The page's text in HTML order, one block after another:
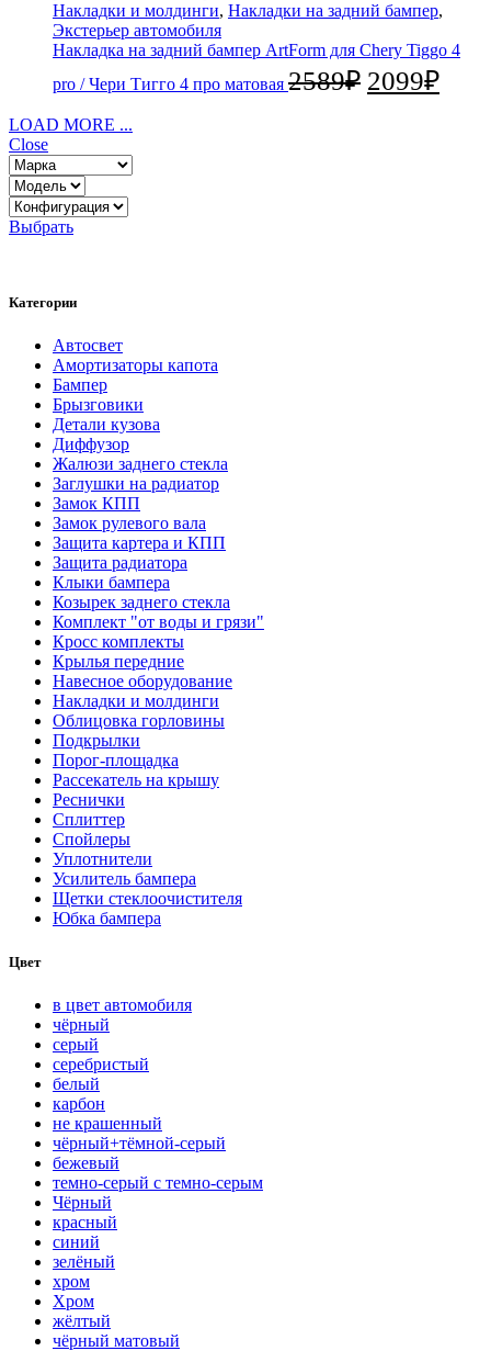
Накладки и молдинги, Накладки на задний бампер,
Экстерьер автомобиля
Накладка на задний бампер ArtForm для Chery Tiggo 4
pro / Чери Тигго 4 про матовая 2589₽ 2099₽
LOAD MORE ...
Close
Выбрать
Категории
Автосвет
Амортизаторы капота
Бампер
Брызговики
Детали кузова
Диффузор
Жалюзи заднего стекла
Заглушки на радиатор
Замок КПП
Замок рулевого вала
Защита картера и КПП
Защита радиатора
Клыки бампера
Козырек заднего стекла
Комплект "от воды и грязи"
Кросс комплекты
Крылья передние
Навесное оборудование
Накладки и молдинги
Облицовка горловины
Подкрылки
Порог-площадка
Рассекатель на крышу
Реснички
Сплиттер
Спойлеры
Уплотнители
Усилитель бампера
Щетки стеклоочистителя
Юбка бампера
Цвет
в цвет автомобиля
чёрный
серый
серебристый
белый
карбон
нe кpaшeнный
чёрный+тёмной-серый
бежевый
темно-серый с темно-серым
Чёрный
красный
синий
зелёный
хром
Хром
жёлтый
чёрный матовый